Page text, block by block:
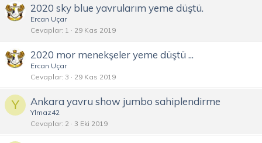
2020 sky blue yavrularım yeme düştü.
Ercan Uçar
Cevaplar 1 29 Kas 2019
2020 mor menekşeler yeme düştü ...
Ercan Uçar
Cevaplar 3 29 Kas 2019
Y Ankara yavru show jumbo sahiplendirme
Ylmaz42
Cevaplar 2 3 Eki 2019